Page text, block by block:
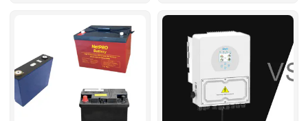
Reparasjonsekspert